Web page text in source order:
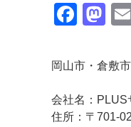
岡山市・倉敷
会社名：PLUS
住所：〒701-